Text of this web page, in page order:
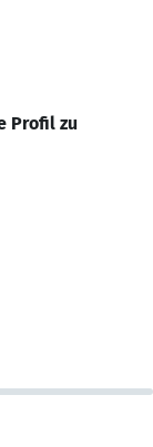
Profil zu